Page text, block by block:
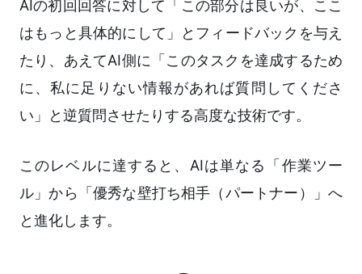
AIの初回回答に対して「この部分は良いが、ここ
はもっと具体的にして」とフィードバックを与え
たり、あえてAI側に「このタスクを達成するため
に、私に足りない情報があれば質問してくださ
い」と逆質問させたりする高度な技術です。
このレベルに達すると、AIは単なる「作業ツー
ル」から「優秀な壁打ち相手（パートナー）」へ
と進化します。